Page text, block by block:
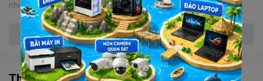
nhiều lần so với module của DDR3.
Xem thêm